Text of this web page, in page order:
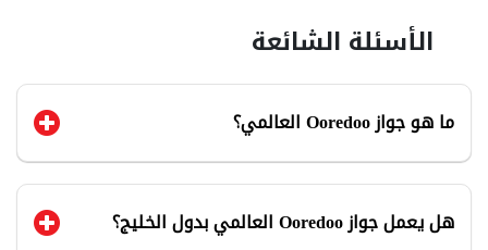
الأسئلة الشائعة
ما هو جواز Ooredoo العالمي؟
هل يعمل جواز Ooredoo العالمي بدول الخليج؟